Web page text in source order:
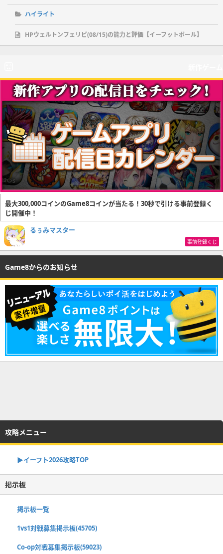
ハイライト
HPウェルトンフェリピ(08/15)の能力と評価【イーフットボール】
最大300,000コインのGame8コインが当たる！30秒で引ける事前登録く
じ開催中！
るぅみマスター
事前登録くじ
Game8からのお知らせ
攻略メニュー
▶イーフト2026攻略TOP
掲示板
掲示板一覧
1vs1対戦募集掲示板(45705)
Co-op対戦募集掲示板(59023)